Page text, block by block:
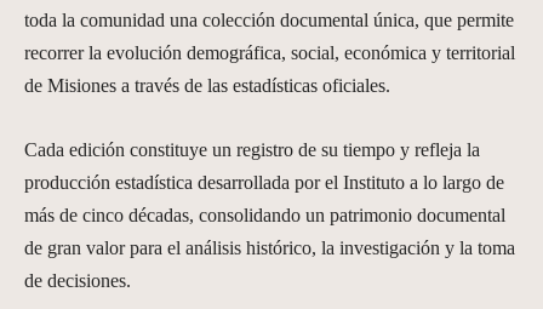
toda la comunidad una colección documental única, que permite
recorrer la evolución demográfica, social, económica y territorial
de Misiones a través de las estadísticas oficiales.
Cada edición constituye un registro de su tiempo y refleja la
producción estadística desarrollada por el Instituto a lo largo de
más de cinco décadas, consolidando un patrimonio documental
de gran valor para el análisis histórico, la investigación y la toma
de decisiones.